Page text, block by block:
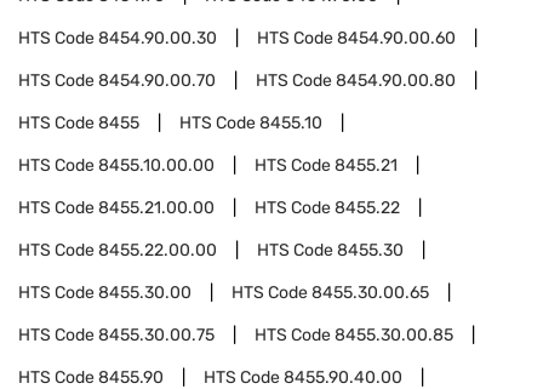
HTS Code8454.90.00.30 HTS Code8454.90.00.60
HTS Code8454.90.00.70 HTS Code8454.90.00.80
HTS Code8455 HTS Code8455.10
HTS Code8455.10.00.00 HTS Code8455.21
HTS Code8455.21.00.00 HTS Code8455.22
HTS Code8455.22.00.00 HTS Code8455.30
HTS Code8455.30.00 HTS Code8455.30.00.65
HTS Code8455.30.00.75 HTS Code8455.30.00.85
HTS Code8455.90 HTS Code8455.90.40.00